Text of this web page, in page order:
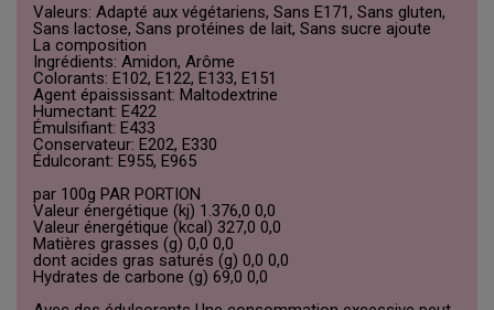
Valeurs: Adapté aux végétariens, Sans E171, Sans gluten,
Sans lactose, Sans protéines de lait, Sans sucre ajoute
La composition
Ingrédients: Amidon, Arôme
Colorants: E102, E122, E133, E151
Agent épaississant: Maltodextrine
Humectant: E422
Émulsifiant: E433
Conservateur: E202, E330
Édulcorant: E955, E965
par 100g PAR PORTION
Valeur énergétique (kj) 1.376,0 0,0
Valeur énergétique (kcal) 327,0 0,0
Matières grasses (g) 0,0 0,0
dont acides gras saturés (g) 0,0 0,0
Hydrates de carbone (g) 69,0 0,0